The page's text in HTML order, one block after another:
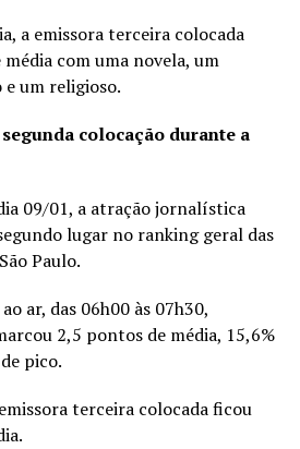
a emissora terceira colocada
com uma novela, um
um religioso.
colocação durante a
09/01, a atração jornalística
lugar no ranking geral das
Paulo.
ar, das 06h00 às 07h30,
2,5 pontos de média, 15,6%
pico.
terceira colocada ficou